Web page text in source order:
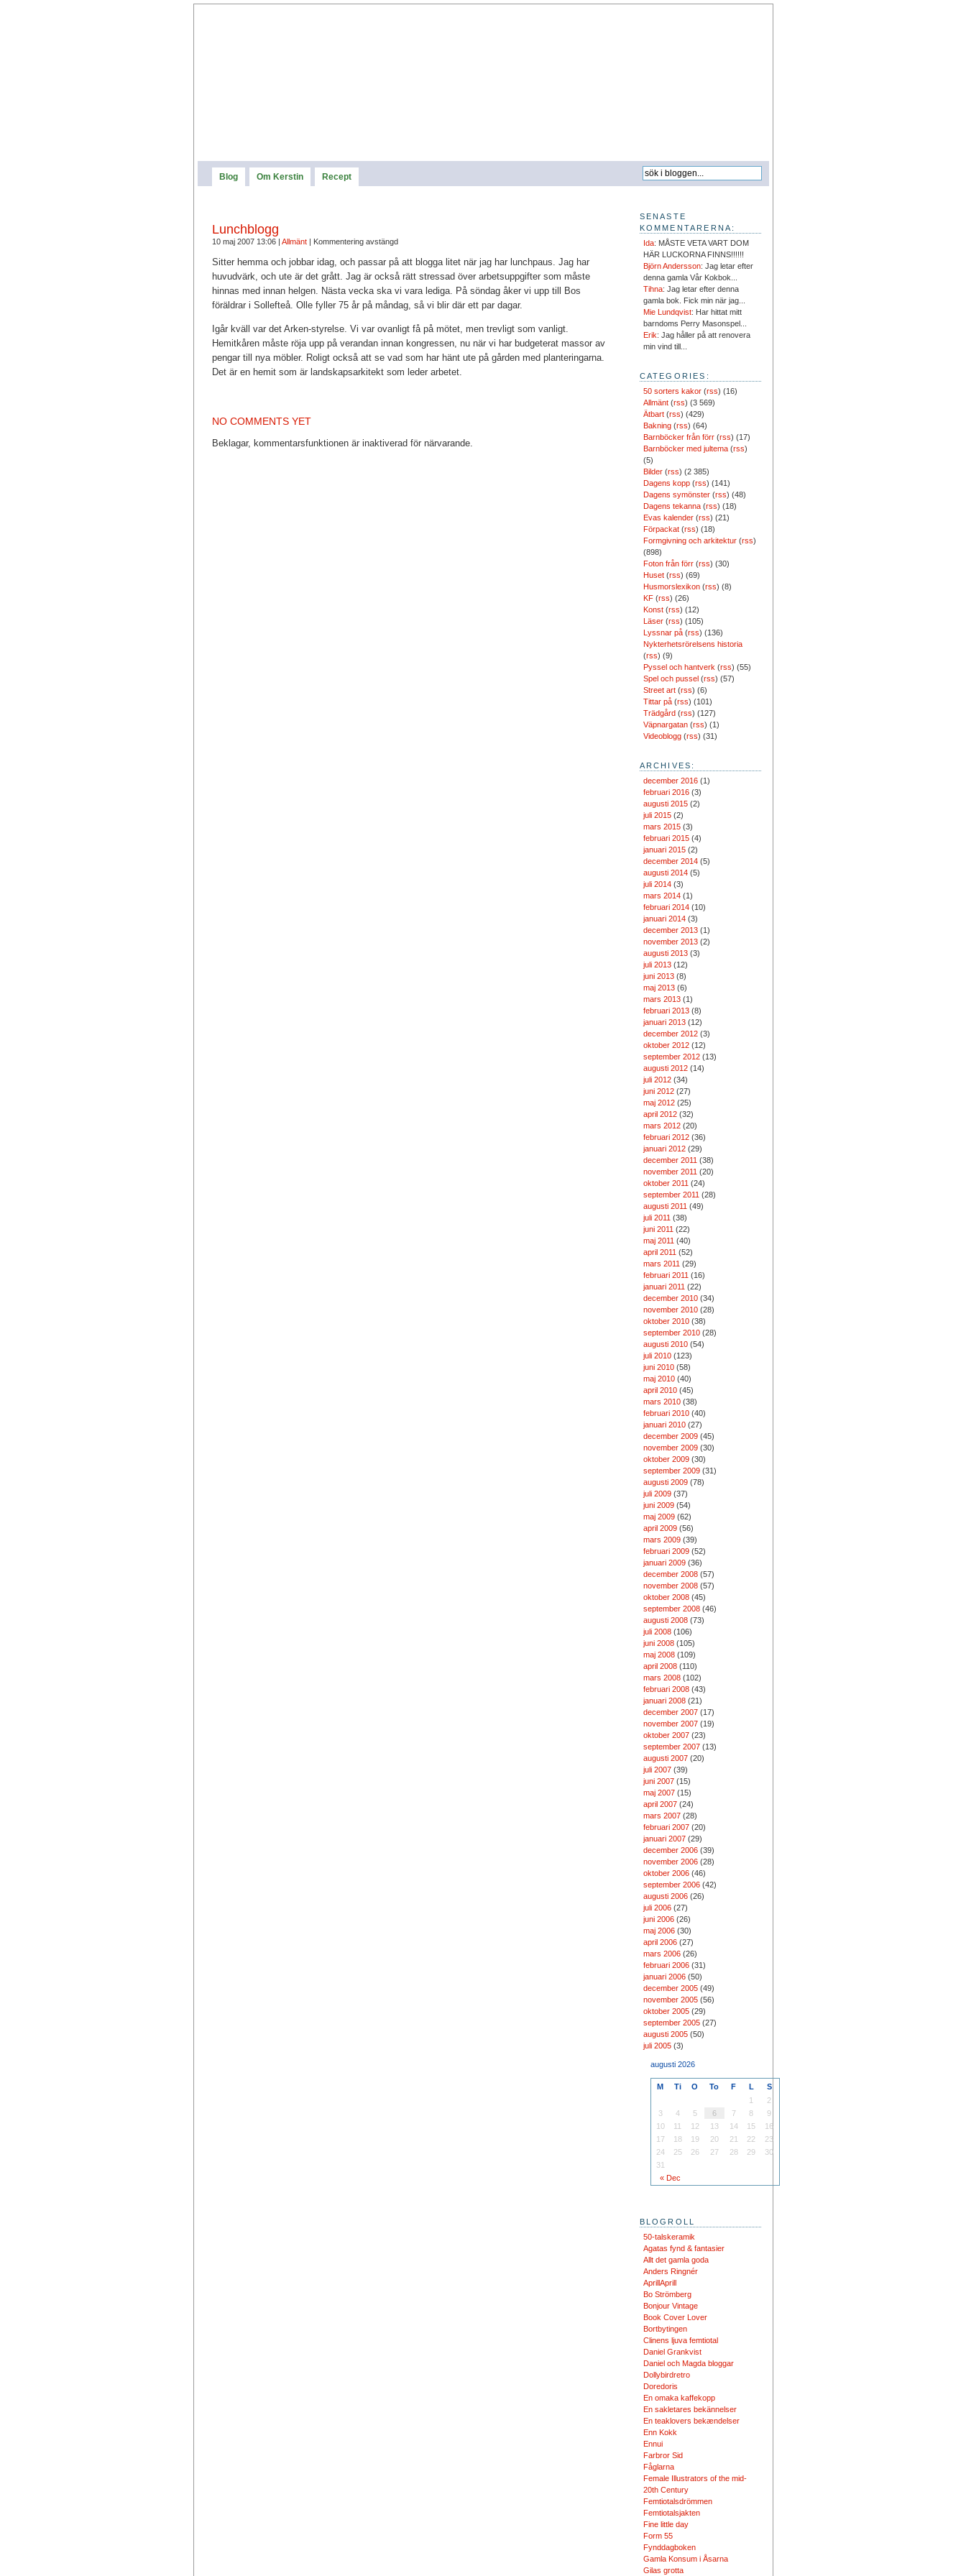
Blog Om Kerstin Recept
Lunchblogg
10 maj 2007 13:06 | Allmänt| Kommentering avstängd
Sitter hemma och jobbar idag, och passar på att blogga litet när jag har lunchpaus. Jag har
huvudvärk, och ute är det grått. Jag är också rätt stressad över arbetsuppgifter som måste
hinnas med innan helgen. Nästa vecka ska vi vara lediga. På söndag åker vi upp till Bos
föräldrar i Sollefteå. Olle fyller 75 år på måndag, så vi blir där ett par dagar.
Igår kväll var det Arken-styrelse. Vi var ovanligt få på mötet, men trevligt som vanligt.
Hemitkåren måste röja upp på verandan innan kongressen, nu när vi har budgeterat massor av
pengar till nya möbler. Roligt också att se vad som har hänt ute på gården med planteringarna.
Det är en hemit som är landskapsarkitekt som leder arbetet.
NO COMMENTS YET
Beklagar, kommentarsfunktionen är inaktiverad för närvarande.
SENASTE
KOMMENTARERNA:
Ida: MÅSTE VETA VART DOM
HÄR LUCKORNA FINNS!!!!!!
Björn Andersson: Jag letar efter
denna gamla Vår Kokbok...
Tihna: Jag letar efter denna
gamla bok. Fick min när jag...
Mie Lundqvist: Har hittat mitt
barndoms Perry Masonspel...
Erik: Jag håller på att renovera
min vind till...
CATEGORIES:
50 sorters kakor(rss) (16)
Allmänt(rss) (3 569)
Ätbart(rss) (429)
Bakning(rss) (64)
Barnböcker från förr(rss) (17)
Barnböcker med jultema(rss)
(5)
Bilder(rss) (2 385)
Dagens kopp(rss) (141)
Dagens symönster(rss) (48)
Dagens tekanna(rss) (18)
Evas kalender(rss) (21)
Förpackat(rss) (18)
Formgivning och arkitektur(rss)
(898)
Foton från förr(rss) (30)
Huset(rss) (69)
Husmorslexikon(rss) (8)
KF(rss) (26)
Konst(rss) (12)
Läser(rss) (105)
Lyssnar på(rss) (136)
Nykterhetsrörelsens historia
(rss) (9)
Pyssel och hantverk (rss) (55)
Spel och pussel(rss) (57)
Street art(rss) (6)
Tittar på(rss) (101)
Trädgård(rss) (127)
Väpnargatan(rss) (1)
Videoblogg(rss) (31)
ARCHIVES:
december 2016(1)
februari 2016(3)
augusti 2015(2)
juli 2015(2)
mars 2015(3)
februari 2015(4)
januari 2015(2)
december 2014(5)
augusti 2014(5)
juli 2014(3)
mars 2014(1)
februari 2014(10)
januari 2014(3)
december 2013(1)
november 2013(2)
augusti 2013(3)
juli 2013(12)
juni 2013(8)
maj 2013(6)
mars 2013(1)
februari 2013(8)
januari 2013(12)
december 2012(3)
oktober 2012(12)
september 2012(13)
augusti 2012(14)
juli 2012(34)
juni 2012(27)
maj 2012(25)
april 2012(32)
mars 2012(20)
februari 2012(36)
januari 2012(29)
december 2011 (38)
november 2011 (20)
oktober 2011 (24)
september 2011 (28)
augusti 2011 (49)
juli 2011 (38)
juni 2011 (22)
maj 2011 (40)
april 2011 (52)
mars 2011 (29)
februari 2011 (16)
januari 2011 (22)
december 2010(34)
november 2010(28)
oktober 2010(38)
september 2010(28)
augusti 2010(54)
juli 2010(123)
juni 2010(58)
maj 2010(40)
april 2010(45)
mars 2010(38)
februari 2010(40)
januari 2010(27)
december 2009(45)
november 2009(30)
oktober 2009(30)
september 2009(31)
augusti 2009(78)
juli 2009(37)
juni 2009(54)
maj 2009(62)
april 2009(56)
mars 2009(39)
februari 2009(52)
januari 2009(36)
december 2008(57)
november 2008(57)
oktober 2008(45)
september 2008(46)
augusti 2008(73)
juli 2008(106)
juni 2008(105)
maj 2008(109)
april 2008(110)
mars 2008(102)
februari 2008(43)
januari 2008(21)
december 2007(17)
november 2007(19)
oktober 2007(23)
september 2007(13)
augusti 2007(20)
juli 2007(39)
juni 2007(15)
maj 2007(15)
april 2007(24)
mars 2007(28)
februari 2007(20)
januari 2007(29)
december 2006(39)
november 2006(28)
oktober 2006(46)
september 2006(42)
augusti 2006(26)
juli 2006(27)
juni 2006(26)
maj 2006(30)
april 2006(27)
mars 2006(26)
februari 2006(31)
januari 2006(50)
december 2005(49)
november 2005(56)
oktober 2005(29)
september 2005(27)
augusti 2005(50)
juli 2005(3)
augusti 2026
M Ti O To F L S
« Dec
1
2
3
4 5 6 7 8
9
10
11 12 13 14 15
16
17
18 19 20 21 22
23
24
25 26 27 28 29
30
31
BLOGROLL
50-talskeramik
Agatas fynd & fantasier
Allt det gamla goda
Anders Ringnér
AprillAprill
Bo Strömberg
Bonjour Vintage
Book Cover Lover
Bortbytingen
Clinens ljuva femtiotal
Daniel Grankvist
Daniel och Magda bloggar
Dollybirdretro
Doredoris
En omaka kaffekopp
En sakletares bekännelser
En teaklovers bekændelser
Enn Kokk
Ennui
Farbror Sid
Fåglarna
Female Illustrators of the mid-
20th Century
Femtiotalsdrömmen
Femtiotalsjakten
Fine little day
Form 55
Fynddagboken
Gamla Konsum i Åsarna
Gilas grotta